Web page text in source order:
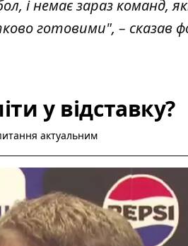
і немає зараз команд,
готовими", – сказав
у відставку?
актуальним